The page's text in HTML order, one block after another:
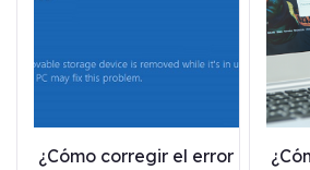
¿Cómo corregir el error